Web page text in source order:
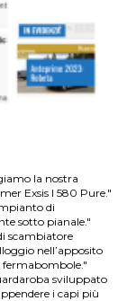
la nostra
Exsis I 580 Pure."
di
sotto pianale."
scambiatore
nell’apposito
fermabombole."
sviluppato
i capi più